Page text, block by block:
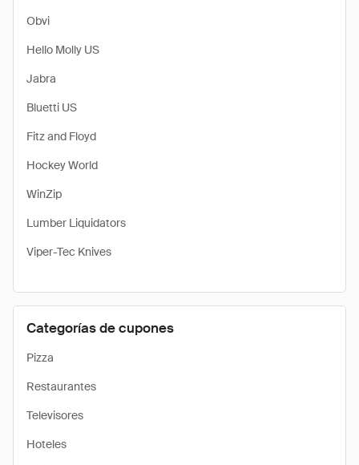
Obvi
Hello Molly US
Jabra
Bluetti US
Fitz and Floyd
Hockey World
WinZip
Lumber Liquidators
Viper-Tec Knives
Categorías de cupones
Pizza
Restaurantes
Televisores
Hoteles